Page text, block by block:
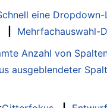
eine
Mehrfachauswahl-
Anzahl von
ausgeblendeter